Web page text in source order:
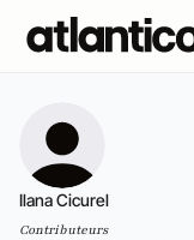
Ilana Cicurel
Contributeurs